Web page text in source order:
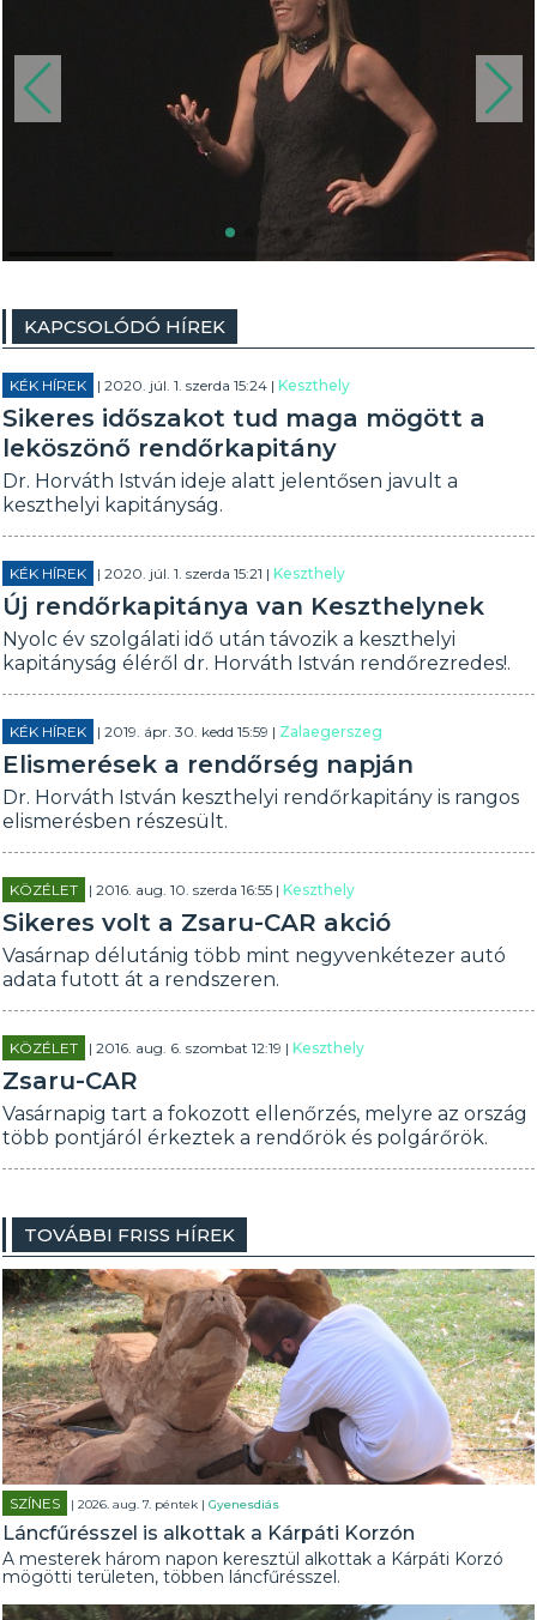
KAPCSOLÓDÓ HÍREK
KÉK HÍREK | 2020. júl. 1. szerda 15:24 |Keszthely
Sikeres időszakot tud maga mögött a
leköszönő rendőrkapitány
Dr. Horváth István ideje alatt jelentősen javult a
keszthelyi kapitányság.
KÉK HÍREK | 2020. júl. 1. szerda 15:21 |Keszthely
Új rendőrkapitánya van Keszthelynek
Nyolc év szolgálati idő után távozik a keszthelyi
kapitányság éléről dr. Horváth István rendőrezredes!.
KÉK HÍREK | 2019. ápr. 30. kedd 15:59 | Zalaegerszeg
Elismerések a rendőrség napján
Dr. Horváth István keszthelyi rendőrkapitány is rangos
elismerésben részesült.
KÖZÉLET | 2016. aug. 10. szerda 16:55 |Keszthely
Sikeres volt a Zsaru-CAR akció
Vasárnap délutánig több mint negyvenkétezer autó
adata futott át a rendszeren.
KÖZÉLET | 2016. aug. 6. szombat 12:19 |Keszthely
Zsaru-CAR
Vasárnapig tart a fokozott ellenőrzés, melyre az ország
több pontjáról érkeztek a rendőrök és polgárőrök.
TOVÁBBI FRISS HÍREK
SZÍNES | 2026. aug. 7. péntek |Gyenesdiás
Láncfűrésszel is alkottak a Kárpáti Korzón
A mesterek három napon keresztül alkottak a Kárpáti Korzó
mögötti területen, többen láncfűrésszel.